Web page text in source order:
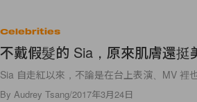
Celebrities
不戴假髮的 Sia，原來肌膚還挺
Sia 自走紅以來，不論是在台上表演、MV 裡
By Audrey Tsang/2017年3月24日